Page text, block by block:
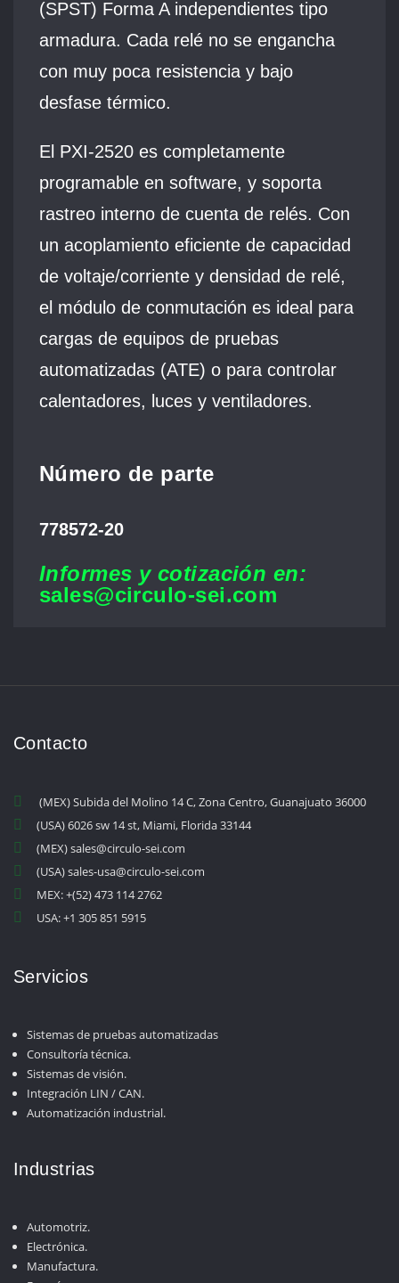
(SPST) Forma A independientes tipo
armadura. Cada relé no se engancha
con muy poca resistencia y bajo
desfase térmico.
El PXI‑2520 es completamente
programable en software, y soporta
rastreo interno de cuenta de relés. Con
un acoplamiento eficiente de capacidad
de voltaje/corriente y densidad de relé,
el módulo de conmutación es ideal para
cargas de equipos de pruebas
automatizadas (ATE) o para controlar
calentadores, luces y ventiladores.
Número de parte
778572-20
Informes y cotización en:
sales@circulo-sei.com
Contacto
(MEX) Subida del Molino 14 C, Zona Centro, Guanajuato 36000
(USA) 6026 sw 14 st, Miami, Florida 33144
(MEX) sales@circulo-sei.com
(USA) sales-usa@circulo-sei.com
MEX: +(52) 473 114 2762
USA: +1 305 851 5915
Servicios
Sistemas de pruebas automatizadas
Consultoría técnica.
Sistemas de visión.
Integración LIN / CAN.
Automatización industrial.
Industrias
Automotriz.
Electrónica.
Manufactura.